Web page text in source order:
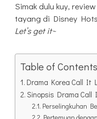
Simak dulu kuy,
tayang di Disney
Let’s get it~
Table of Contents
Drama Korea Call It
Sinopsis Drama Call
Perselingkuhan